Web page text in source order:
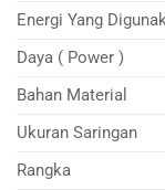
Energi Yang
Daya ( Power )
Bahan Material
Ukuran Saringan
Rangka